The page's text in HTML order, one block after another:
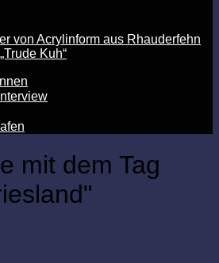
von Acrylinform aus Rhauderfehn
Kuh“
mit dem Tag